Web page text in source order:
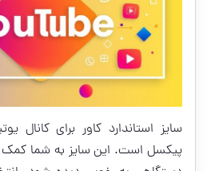
پیکسل است. این سایز به شما کمک